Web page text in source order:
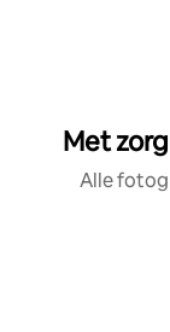
Met
Alle